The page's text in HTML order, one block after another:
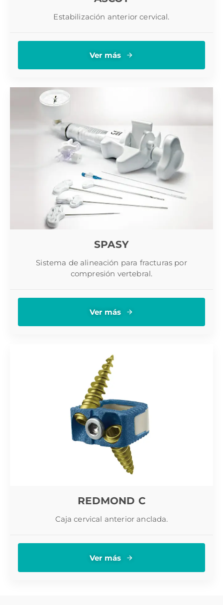
Estabilización anterior cervical.
Ver más
SPASY
Sistema de alineación para fracturas por
compresión vertebral.
Ver más
REDMOND C
Caja cervical anterior anclada.
Ver más